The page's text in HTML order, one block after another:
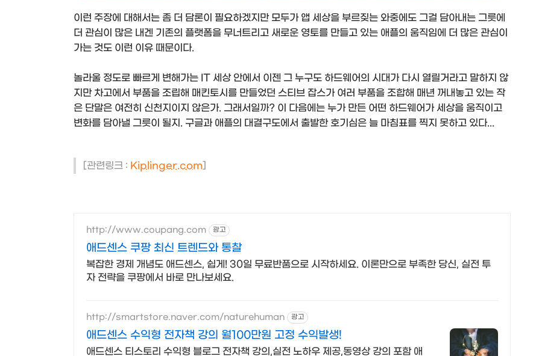
이런 주장에 대해서는 좀 더 담론이 필요하겠지만 모두가 앱 세상을 부르짖는 와중에도 그걸 담아내는 그릇에
더 관심이 많은 내겐 기존의 플랫폼을 무너트리고 새로운 영토를 만들고 있는 애플의 움직임에 더 많은 관심이
가는 것도 이런 이유 때문이다.
놀라울 정도로 빠르게 변해가는 IT 세상 안에서 이젠 그 누구도 하드웨어의 시대가 다시 열릴거라고 말하지 않
지만 차고에서 부품을 조립해 매킨토시를 만들었던 스티브 잡스가 여러 부품을 조합해 매년 꺼내놓고 있는 작
은 단말은 여전히 신천지이지 않은가. 그래서일까? 이 다음에는 누가 만든 어떤 하드웨어가 세상을 움직이고
변화를 담아낼 그릇이 될지. 구글과 애플의 대결구도에서 출발한 호기심은 늘 마침표를 찍지 못하고 있다...
[관련링크 : Kiplinger.com]
http://www.coupang.com 광고
애드센스 쿠팡 최신 트렌드와 통찰
복잡한 경제 개념도 애드센스, 쉽게! 30일 무료반품으로 시작하세요. 이론만으로 부족한 당신, 실전 투
자 전략을 쿠팡에서 바로 만나보세요.
http://smartstore.naver.com/naturehuman 광고
애드센스 수익형 전자책 강의 월100만원 고정 수익발생!
애드센스 티스토리 수익형 블로그 전자책 강의,실전 노하우 제공,동영상 강의 포함 애